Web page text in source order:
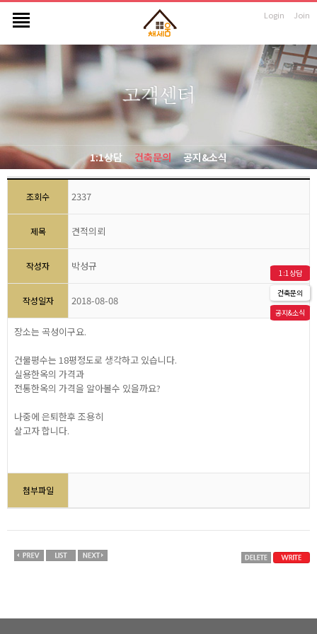
Login Join
1:1상담 건축문의 공지&소식
1:1상담
건축문의
공지&소식
조회수 2337
제목 견적의뢰
작성자 박성규
작성일자 2018-08-08
장소는 곡성이구요.
건물평수는 18평정도로 생각하고 있습니다.
실용한옥의 가격과
전통한옥의 가격을 알아볼수 있을까요?
나중에 은퇴한후 조용히
살고자 합니다.
첨부파일